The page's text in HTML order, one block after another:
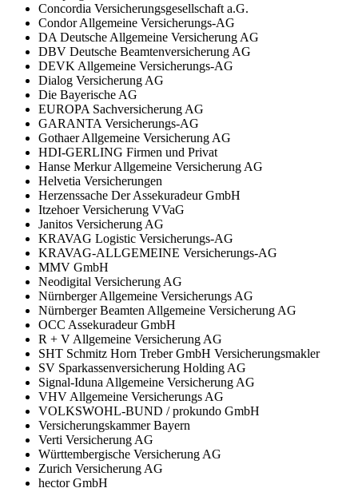
Concordia Versicherungsgesellschaft a.G.
Condor Allgemeine Versicherungs-AG
DA Deutsche Allgemeine Versicherung AG
DBV Deutsche Beamtenversicherung AG
DEVK Allgemeine Versicherungs-AG
Dialog Versicherung AG
Die Bayerische AG
EUROPA Sachversicherung AG
GARANTA Versicherungs-AG
Gothaer Allgemeine Versicherung AG
HDI-GERLING Firmen und Privat
Hanse Merkur Allgemeine Versicherung AG
Helvetia Versicherungen
Herzenssache Der Assekuradeur GmbH
Itzehoer Versicherung VVaG
Janitos Versicherung AG
KRAVAG Logistic Versicherungs-AG
KRAVAG-ALLGEMEINE Versicherungs-AG
MMV GmbH
Neodigital Versicherung AG
Nürnberger Allgemeine Versicherungs AG
Nürnberger Beamten Allgemeine Versicherung AG
OCC Assekuradeur GmbH
R + V Allgemeine Versicherung AG
SHT Schmitz Horn Treber GmbH Versicherungsmakler
SV Sparkassenversicherung Holding AG
Signal-Iduna Allgemeine Versicherung AG
VHV Allgemeine Versicherungs AG
VOLKSWOHL-BUND / prokundo GmbH
Versicherungskammer Bayern
Verti Versicherung AG
Württembergische Versicherung AG
Zurich Versicherung AG
hector GmbH